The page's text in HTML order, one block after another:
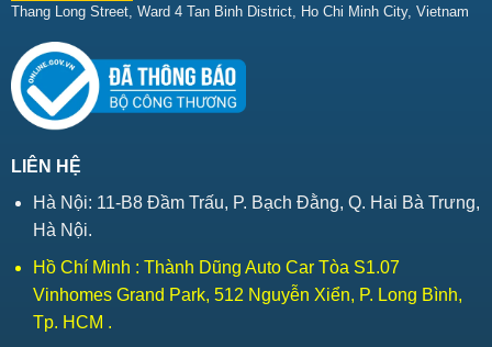
Thang Long Street, Ward 4 Tan Binh District, Ho Chi Minh City, Vietnam
LIÊN HỆ
Hà Nội: 11-B8 Đầm Trấu, P. Bạch Đằng, Q. Hai Bà Trưng,
Hà Nội.
Hồ Chí Minh : Thành Dũng Auto Car Tòa S1.07
Vinhomes Grand Park, 512 Nguyễn Xiển, P. Long Bình,
Tp. HCM .